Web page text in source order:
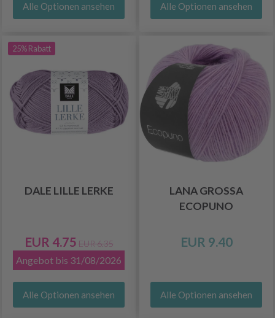
Alle Optionen ansehen Alle Optionen ansehen
25% Rabatt
DALE LILLE LERKE
EUR 4.75 EUR 6.35
Angebot bis 31/08/2026
Alle Optionen ansehen
LANA GROSSA
ECOPUNO
EUR 9.40
Alle Optionen ansehen